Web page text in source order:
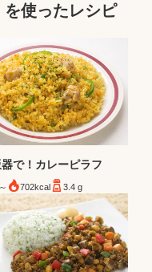
を使ったレシピ
で！カレーピラフ
702kcal 3.4 g